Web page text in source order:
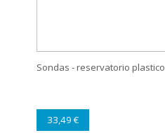
Sondas - reservatorio plastico
33,49 €